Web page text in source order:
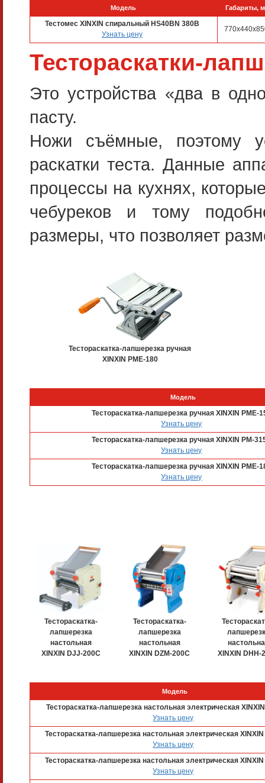
Модель Габариты,
Тестомес XINXIN спиральный HS40BN 380B
Узнать цену
Тестораскатки-
Это устройства «два в
пасту.
Ножи съёмные, поэтому
раскатки теста. Данные
процессы на кухнях,
чебуреков и тому
размеры, что позволяет
Тестораскатка-лапшерезка ручная
XINXIN PME-180
Модель
Тестораскатка-лапшерезка ручная XINXIN PME-
Узнать цену
Тестораскатка-лапшерезка ручная XINXIN PM-
Узнать цену
Тестораскатка-лапшерезка ручная XINXIN PME-
Узнать цену
Тестораскатка-
лапшерезка
настольная
XINXIN DJJ-200C
Тестораскатка-
лапшерезка
настольная
XINXIN DZM-200C
XINXIN DHH-
Модель
Тестораскатка-лапшерезка настольная электрическая
Узнать цену
Тестораскатка-лапшерезка настольная электрическая
Узнать цену
Тестораскатка-лапшерезка настольная электрическая
Узнать цену